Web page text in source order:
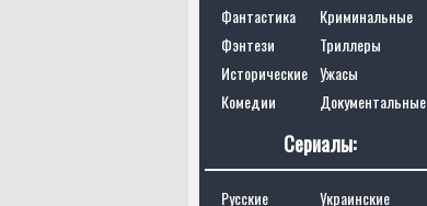
Фантастика
Криминальные
Фэнтези
Триллеры
Исторические Ужасы
Комедии
Документальные
Сериалы:
Русские
Украинские